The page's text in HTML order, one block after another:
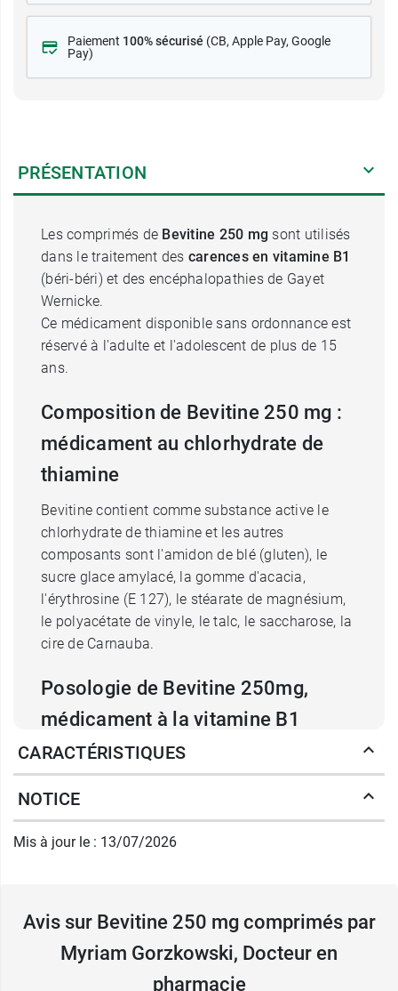
Paiement 100% sécurisé (CB, Apple Pay, Google
Pay)
PRÉSENTATION
Les comprimés de Bevitine 250 mg sont utilisés
dans le traitement des carences en vitamine B1
(béri-béri) et des encéphalopathies de Gayet
Wernicke.
Ce médicament disponible sans ordonnance est
réservé à l'adulte et l'adolescent de plus de 15
ans.
Composition de Bevitine 250 mg :
médicament au chlorhydrate de
thiamine
Bevitine contient comme substance active le
chlorhydrate de thiamine et les autres
composants sont l'amidon de blé (gluten), le
sucre glace amylacé, la gomme d'acacia,
l'érythrosine (E 127), le stéarate de magnésium,
le polyacétate de vinyle, le talc, le saccharose, la
cire de Carnauba.
Posologie de Bevitine 250mg,
médicament à la vitamine B1
La voie d'administration de ce médicament est la
voie orale. La posologie usuelle est de 1 à 2
comprimés par jour, à avaler avec un peu d'eau.
Il ne faut pas les croquer.
Ce médicament contenant de lavitamine B1ne
doit pas être utilisé en cas d'allergie(s) à l'un des
constituants notamment le blé. Cependant,
CARACTÉRISTIQUES
NOTICE
Mis à jour le : 13/07/2026
Avis sur Bevitine 250 mg comprimés par
Myriam Gorzkowski, Docteur en
pharmacie